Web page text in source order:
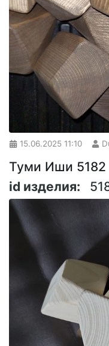
15.06.2025 11:10
Туми Иши 5182
id изделия: